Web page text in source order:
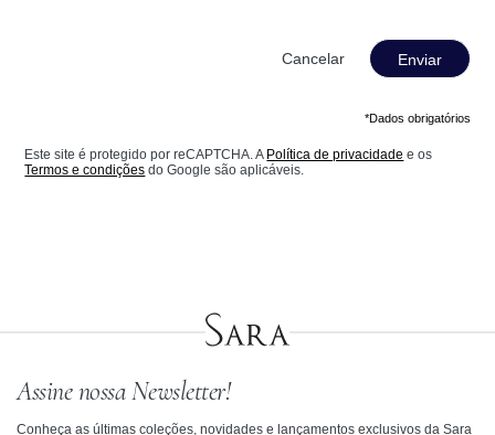
Enviar
*Dados obrigatórios
Este site é protegido por reCAPTCHA. A Política de privacidade e os
Termos e condições do Google são aplicáveis.
Assine nossa Newsletter!
Conheça as últimas coleções, novidades e lançamentos exclusivos da Sara